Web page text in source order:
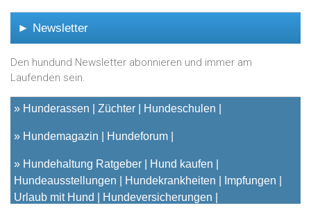
► Newsletter
Den hundund Newsletter abonnieren und immer am
Laufenden sein.
» Hunderassen Züchter Hundeschulen
» Hundemagazin Hundeforum
» Hundehaltung Ratgeber
Hund kaufen
Hundeausstellungen
Hundekrankheiten
Impfungen
Urlaub mit Hund
Hundeversicherungen